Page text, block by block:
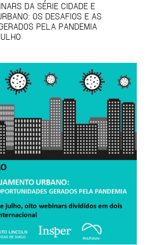
DA SÉRIE CIDADE E
OS DESAFIOS E AS
PELA PANDEMIA